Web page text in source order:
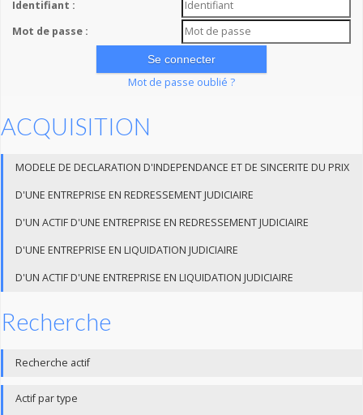
Identifiant :
Mot de passe :
Mot de passe oublié ?
ACQUISITION
MODELE DE DECLARATION D'INDEPENDANCE ET DE SINCERITE DU PRIX
D'UNE ENTREPRISE EN REDRESSEMENT JUDICIAIRE
D'UN ACTIF D'UNE ENTREPRISE EN REDRESSEMENT JUDICIAIRE
D'UNE ENTREPRISE EN LIQUIDATION JUDICIAIRE
D'UN ACTIF D'UNE ENTREPRISE EN LIQUIDATION JUDICIAIRE
Recherche
Recherche actif
Actif par type